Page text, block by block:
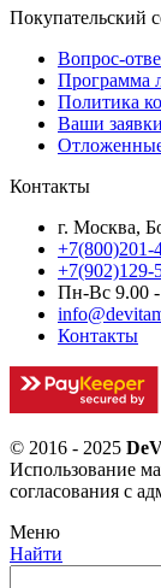
Покупательский
Вопрос-
Программа
Политика
Ваши заявки
Контакты
г. Москва,
+7(800)201-
+7(902)129-
Пн-Вс 9.00 -
Контакты
© 2016 - 2025
Использование
согласования с
Меню
Найти